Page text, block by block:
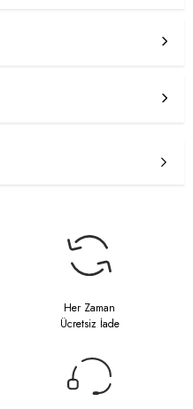
Her Zaman
Ücretsiz İade